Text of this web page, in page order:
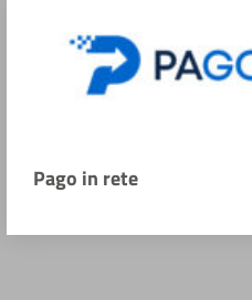
Pago in rete